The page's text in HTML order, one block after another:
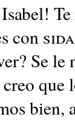
Te
con
Se
que
bien,